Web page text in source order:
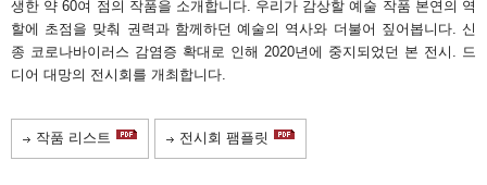
생한 약 60여 점의 작품을 소개합니다. 우리가 감상할 예술 작품 본연의 역
할에 초점을 맞춰 권력과 함께하던 예술의 역사와 더불어 짚어봅니다. 신
종 코로나바이러스 감염증 확대로 인해 2020년에 중지되었던 본 전시. 드
디어 대망의 전시회를 개최합니다.
작품 리스트 전시회 팸플릿